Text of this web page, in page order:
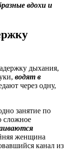
вдохи и
дыхания,
водят в
через одну,
занятие по
сложное
женщина
канал из